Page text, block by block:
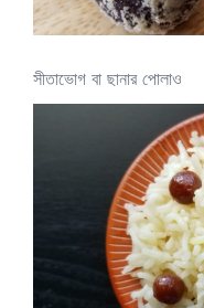
সীতাভোগ বা ছানার পোলাও